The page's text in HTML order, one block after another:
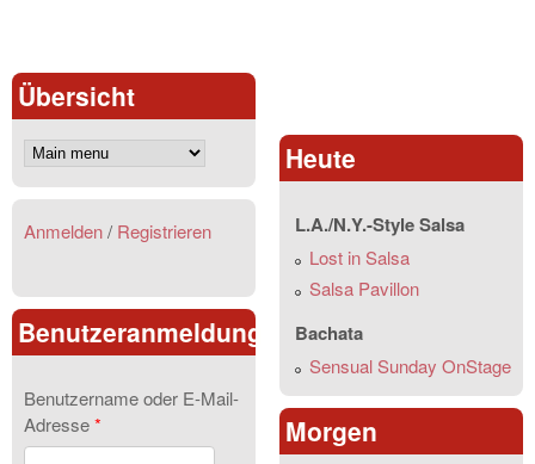
Übersicht
Anmelden/ Registrieren
Benutzeranmeldung
Benutzername oder E-Mail-
Adresse*
Heute
L.A./N.Y.-Style Salsa
Lost in Salsa
Salsa Pavillon
Bachata
Sensual Sunday OnStage
Morgen